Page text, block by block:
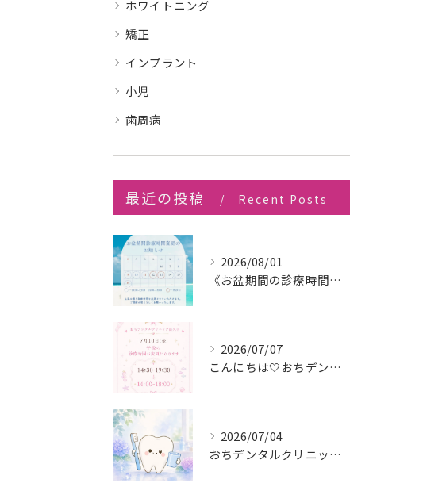
ホワイトニング
矯正
インプラント
小児
歯周病
最近の投稿 Recent Posts
2026/08/01
《お盆期間の診療時間変更のお知らせ》
2026/07/07
こんにちは🤍おちデンタルクリニック長久手です🪥
2026/07/04
おちデンタルクリニック長久手です。